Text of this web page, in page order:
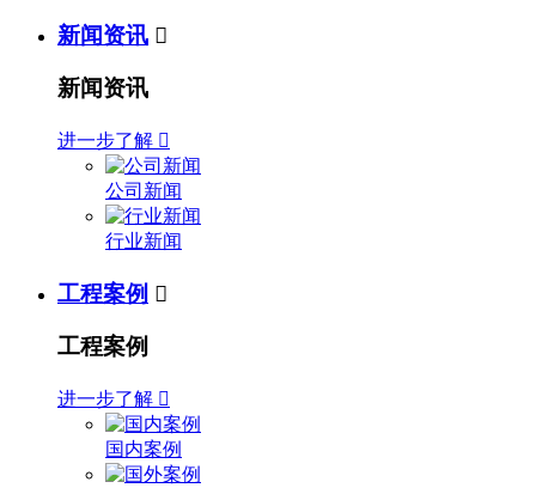
新闻资讯 
新闻资讯
进一步了解 
公司新闻
行业新闻
工程案例 
工程案例
进一步了解 
国内案例